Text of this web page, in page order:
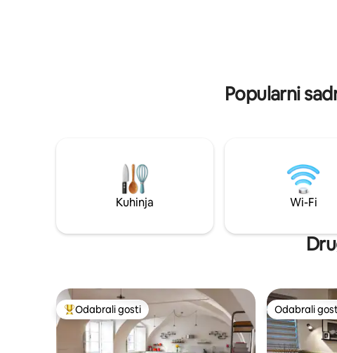
Popularni
Kuhinja Wi-Fi
Među najviše rangiranima s oznakom „Odabrali gosti”
Odabrali gosti Odabrali
Odabrali